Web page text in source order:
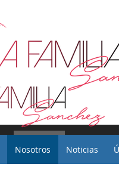
Nosotros Noticias